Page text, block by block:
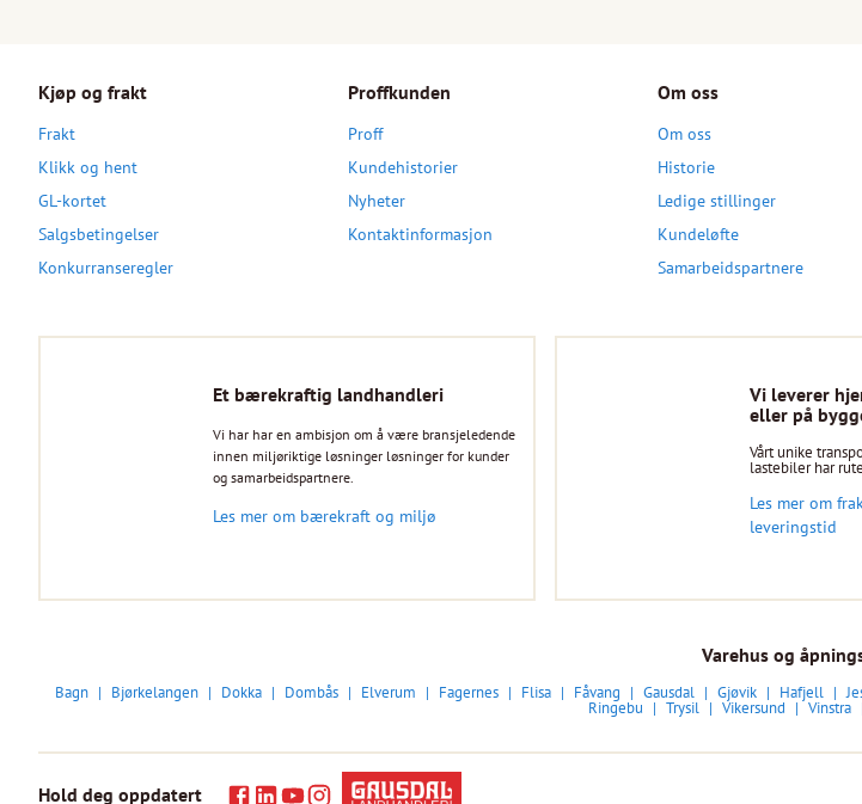
Kjøp og frakt
Frakt
Klikk og hent
GL-kortet
Salgsbetingelser
Konkurranseregler
Proffkunden
Proff
Kundehistorier
Nyheter
Kontaktinformasjon
Om oss
Om oss
Historie
Ledige stillinger
Kundeløfte
Samarbeidspartnere
Et bærekraftig landhandleri
Vi har har en ambisjon om å være bransjeledende
innen miljøriktige løsninger løsninger for kunder
og samarbeidspartnere.
Les mer om bærekraft og miljø
Vi leverer
eller på
Vårt unike
lastebiler har
Les mer om
leveringstid
Varehus og
Bagn Bjørkelangen Dokka Dombås Elverum Fagernes Flisa Fåvang Gausdal Gjøvik Hafjell
Ringebu Trysil Vikersund Vinstra
Hold deg oppdatert